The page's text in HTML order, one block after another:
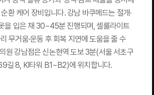
환 케어 장비입니다. 강남 바쿠메드는 절개·
을 입은 채 30~45분 진행되며, 셀룰라이트
무거움·운동 후 회복 지연에 도움을 줄 수
원 강남점은 신논현역 도보 3분(서울 서초구
길 8, KI타워 B1~B2)에 위치합니다.